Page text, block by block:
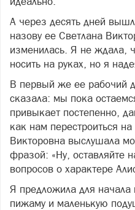
А через десять дней
назову ее Светлана
изменилась. Я не ждала,
носить на руках, но я
В первый же ее рабочий
сказала: мы пока
привыкает постепенно,
как нам перестроиться
Викторовна выслушала
фразой: «Ну, оставляйте
вопросов о характере
Я предложила для
пижаму и маленькую